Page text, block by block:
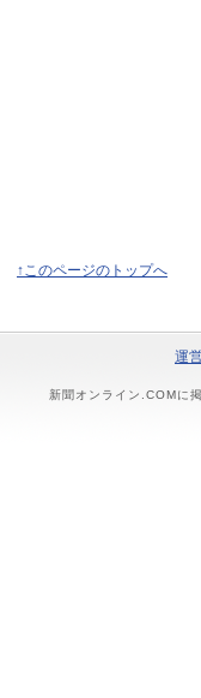
↑このページのトップへ
運
新聞オンライン.COMに